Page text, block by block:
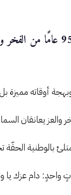
وطنٌ نبضٌ في القلب
أوقاته مميزة
يعانقان
الحقّة
واحدٍ: دام عزك